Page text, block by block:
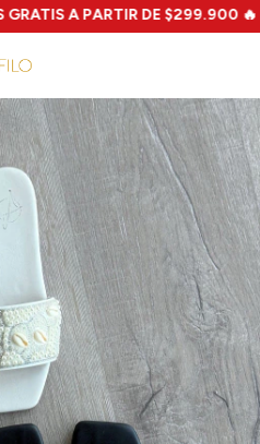
A PARTIR DE $299.900 🔥